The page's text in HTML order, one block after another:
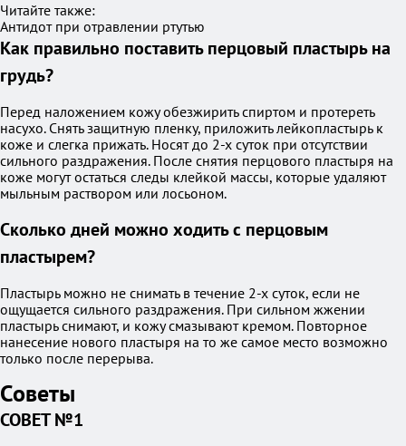
Читайте также:
Антидот при отравлении ртутью
Как правильно поставить перцовый пластырь на
грудь?
Перед наложением кожу обезжирить спиртом и протереть
насухо. Снять защитную пленку, приложить лейкопластырь к
коже и слегка прижать. Носят до 2-х суток при отсутствии
сильного раздражения. После снятия перцового пластыря на
коже могут остаться следы клейкой массы, которые удаляют
мыльным раствором или лосьоном.
Сколько дней можно ходить с перцовым
пластырем?
Пластырь можно не снимать в течение 2-х суток, если не
ощущается сильного раздражения. При сильном жжении
пластырь снимают, и кожу смазывают кремом. Повторное
нанесение нового пластыря на то же самое место возможно
только после перерыва.
Советы
СОВЕТ №1